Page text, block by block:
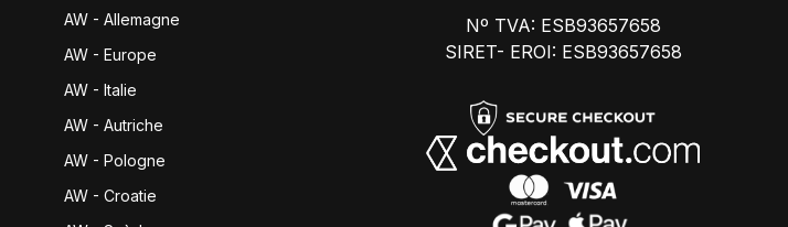
AW - Allemagne
AW - Europe
AW - Italie
AW - Autriche
AW - Pologne
AW - Croatie
Nº TVA: ESB93657658
SIRET- EROI: ESB93657658